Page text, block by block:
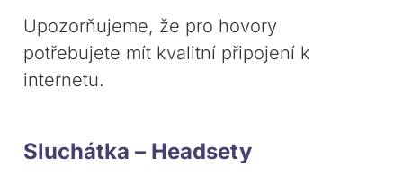
Upozorňujeme, že pro hovory
potřebujete mít kvalitní připojení k
internetu.
Sluchátka – Headsety